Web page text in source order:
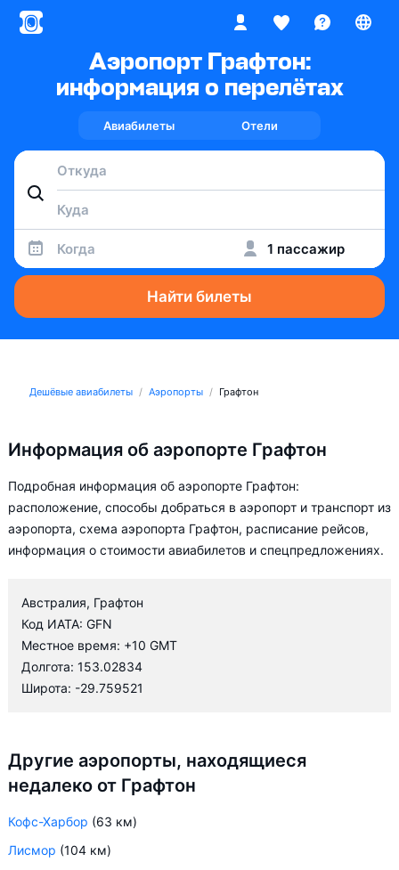
Аэропорт Графтон:
информация о перелётах
Авиабилеты Отели
Когда 1 пассажир
Найти билеты
Дешёвые авиабилеты Аэропорты Графтон
Информация об аэропорте Графтон
Подробная информация об аэропорте Графтон:
расположение, способы добраться в аэропорт и транспорт из
аэропорта, схема аэропорта Графтон, расписание рейсов,
информация о стоимости авиабилетов и спецпредложениях.
Австралия, Графтон
Код ИАТА: GFN
Местное время: +10 GMT
Долгота: 153.02834
Широта: -29.759521
Другие аэропорты, находящиеся
недалеко от Графтон
Кофс-Харбор (63 км)
Лисмор (104 км)